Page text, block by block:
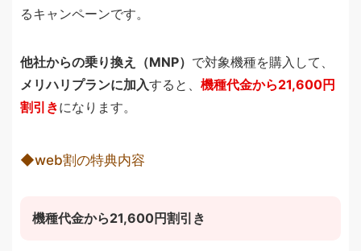
るキャンペーンです。
他社からの乗り換え（MNP） で対象機種を購入して、
メリハリプランに加入すると、 機種代金から21,600円
割引きになります。
◆web割の特典内容
機種代金から21,600円割引き